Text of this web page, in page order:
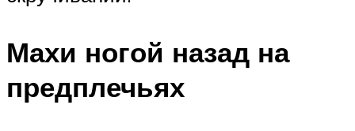
Махи ногой назад на
предплечьях